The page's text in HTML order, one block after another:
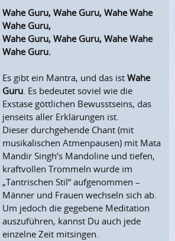
Wahe Guru, Wahe Guru, Wahe Wahe
Wahe Guru,
Wahe Guru, Wahe Guru, Wahe Wahe
Wahe Guru.
Es gibt ein Mantra, und das istWahe
Guru. Es bedeutet soviel wie die
Exstase göttlichen Bewusstseins, das
jenseits aller Erklärungen ist.
Dieser durchgehende Chant (mit
musikalischen Atmenpausen) mit Mata
Mandir Singh’s Mandoline und tiefen,
kraftvollen Trommeln wurde im
„Tantrischen Stil“ aufgenommen –
Männer und Frauen wechseln sich ab.
Um jedoch die gegebene Meditation
auszuführen, kannst Du auch jede
einzelne Zeit mitsingen.